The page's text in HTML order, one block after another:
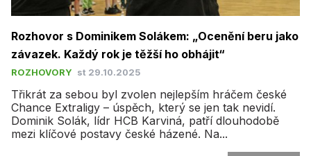
Rozhovor s Dominikem Solákem: „Ocenění beru jako
závazek. Každý rok je těžší ho obhájit“
ROZHOVORY st 29.10.2025
​Třikrát za sebou byl zvolen nejlepším hráčem české
Chance Extraligy – úspěch, který se jen tak nevidí.
Dominik Solák, lídr HCB Karviná, patří dlouhodobě
mezi klíčové postavy české házené. Na...